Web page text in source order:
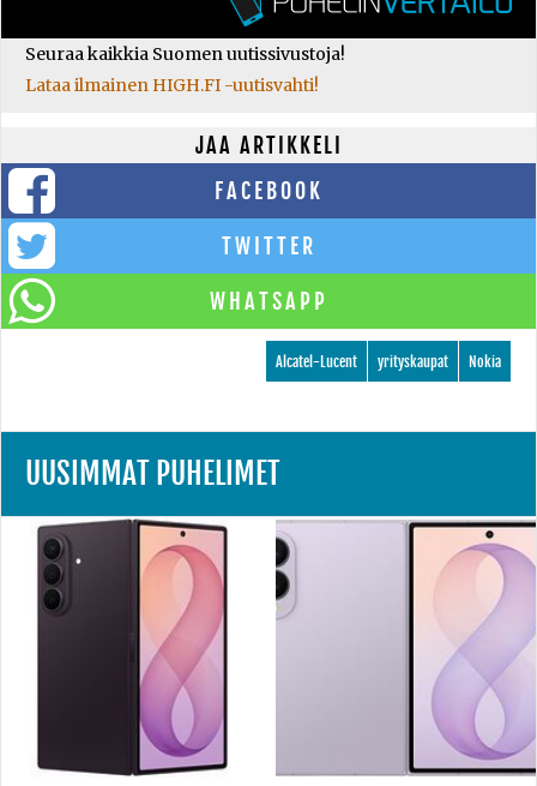
Seuraa kaikkia Suomen uutissivustoja!
Lataa ilmainen HIGH.FI -uutisvahti!
JAA ARTIKKELI
FACEBOOK
TWITTER
WHATSAPP
Nokia
yrityskaupat
Alcatel-Lucent
UUSIMMAT PUHELIMET